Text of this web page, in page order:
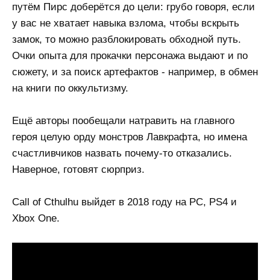
путём Пирс доберётся до цели: грубо говоря, если
у вас не хватает навыка взлома, чтобы вскрыть
замок, то можно разблокировать обходной путь.
Очки опыта для прокачки персонажа выдают и по
сюжету, и за поиск артефактов - например, в обмен
на книги по оккультизму.
Ещё авторы пообещали натравить на главного
героя целую орду монстров Лавкрафта, но имена
счастливчиков назвать почему-то отказались.
Наверное, готовят сюрприз.
Call of Cthulhu выйдет в 2018 году на PC, PS4 и
Xbox One.